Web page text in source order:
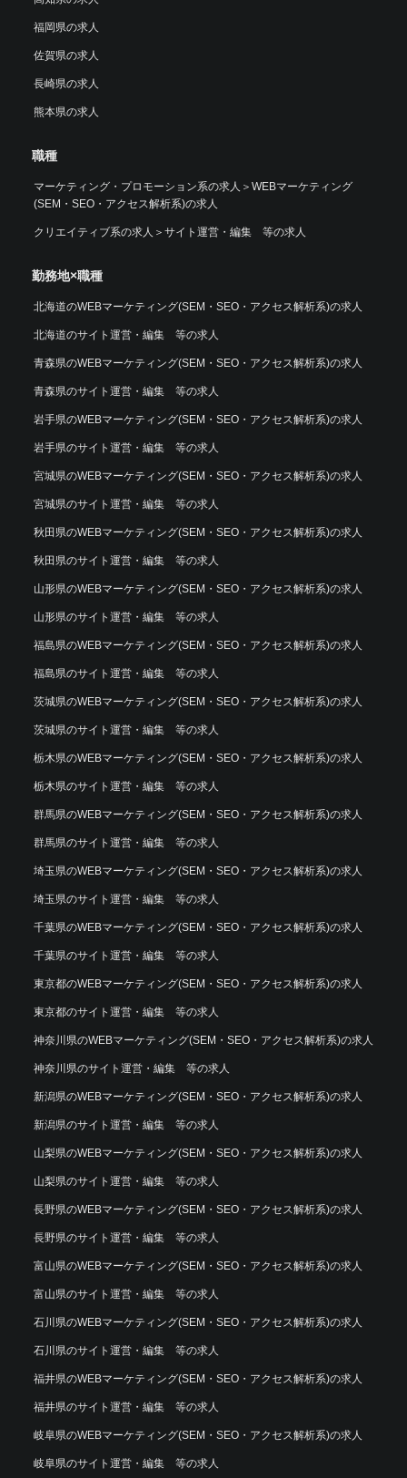
福岡県の求人
佐賀県の求人
長崎県の求人
熊本県の求人
職種
マーケティング・プロモーション系の求人 ＞ WEBマーケティング
(SEM・SEO・アクセス解析系)の求人
クリエイティブ系の求人 ＞ サイト運営・編集 等の求人
勤務地×職種
北海道のWEBマーケティング(SEM・SEO・アクセス解析系)の求人
北海道のサイト運営・編集 等の求人
青森県のWEBマーケティング(SEM・SEO・アクセス解析系)の求人
青森県のサイト運営・編集 等の求人
岩手県のWEBマーケティング(SEM・SEO・アクセス解析系)の求人
岩手県のサイト運営・編集 等の求人
宮城県のWEBマーケティング(SEM・SEO・アクセス解析系)の求人
宮城県のサイト運営・編集 等の求人
秋田県のWEBマーケティング(SEM・SEO・アクセス解析系)の求人
秋田県のサイト運営・編集 等の求人
山形県のWEBマーケティング(SEM・SEO・アクセス解析系)の求人
山形県のサイト運営・編集 等の求人
福島県のWEBマーケティング(SEM・SEO・アクセス解析系)の求人
福島県のサイト運営・編集 等の求人
茨城県のWEBマーケティング(SEM・SEO・アクセス解析系)の求人
茨城県のサイト運営・編集 等の求人
栃木県のWEBマーケティング(SEM・SEO・アクセス解析系)の求人
栃木県のサイト運営・編集 等の求人
群馬県のWEBマーケティング(SEM・SEO・アクセス解析系)の求人
群馬県のサイト運営・編集 等の求人
埼玉県のWEBマーケティング(SEM・SEO・アクセス解析系)の求人
埼玉県のサイト運営・編集 等の求人
千葉県のWEBマーケティング(SEM・SEO・アクセス解析系)の求人
千葉県のサイト運営・編集 等の求人
東京都のWEBマーケティング(SEM・SEO・アクセス解析系)の求人
東京都のサイト運営・編集 等の求人
神奈川県のWEBマーケティング(SEM・SEO・アクセス解析系)の求人
神奈川県のサイト運営・編集 等の求人
新潟県のWEBマーケティング(SEM・SEO・アクセス解析系)の求人
新潟県のサイト運営・編集 等の求人
山梨県のWEBマーケティング(SEM・SEO・アクセス解析系)の求人
山梨県のサイト運営・編集 等の求人
長野県のWEBマーケティング(SEM・SEO・アクセス解析系)の求人
長野県のサイト運営・編集 等の求人
富山県のWEBマーケティング(SEM・SEO・アクセス解析系)の求人
富山県のサイト運営・編集 等の求人
石川県のWEBマーケティング(SEM・SEO・アクセス解析系)の求人
石川県のサイト運営・編集 等の求人
福井県のWEBマーケティング(SEM・SEO・アクセス解析系)の求人
福井県のサイト運営・編集 等の求人
岐阜県のWEBマーケティング(SEM・SEO・アクセス解析系)の求人
岐阜県のサイト運営・編集 等の求人